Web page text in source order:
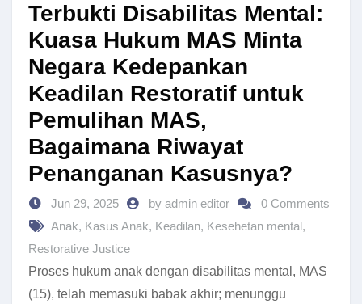
Terbukti Disabilitas Mental:
Kuasa Hukum MAS Minta
Negara Kedepankan
Keadilan Restoratif untuk
Pemulihan MAS,
Bagaimana Riwayat
Penanganan Kasusnya?
Jun 29, 2025 by admin editor
0 Comments
Anak, Kasus Anak, Keadilan, Kesehetan mental,
Restorative Justice
Proses hukum anak dengan disabilitas mental, MAS
(15), telah memasuki babak akhir; menunggu